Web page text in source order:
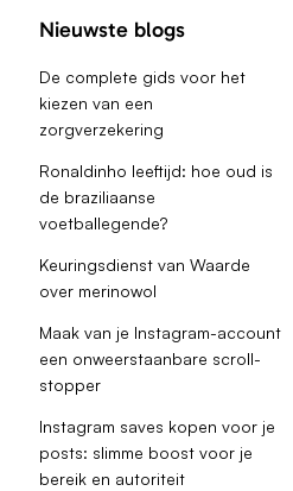
Nieuwste blogs
De complete gids voor het
kiezen van een
zorgverzekering
Ronaldinho leeftijd: hoe oud is
de braziliaanse
voetballegende?
Keuringsdienst van Waarde
over merinowol
Maak van je Instagram-account
een onweerstaanbare scroll-
stopper
Instagram saves kopen voor je
posts: slimme boost voor je
bereik en autoriteit